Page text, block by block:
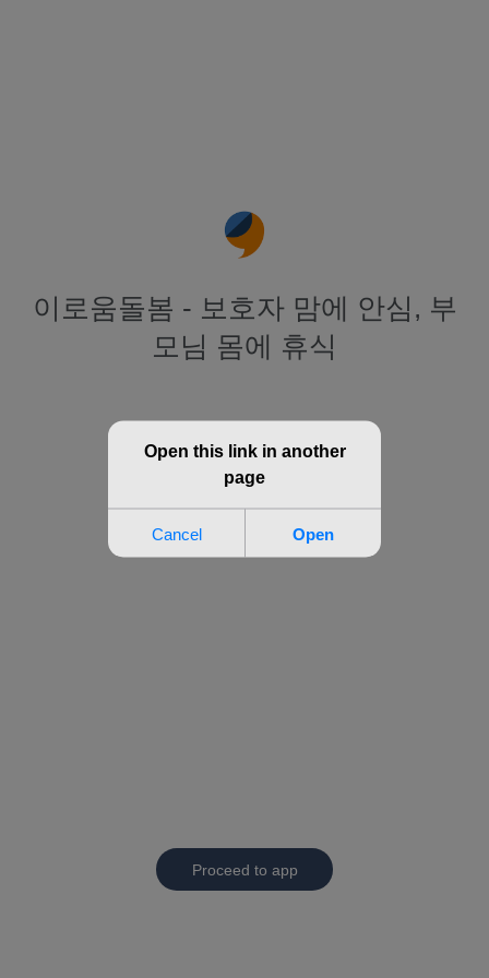
이로움돌봄 - 보호자 맘에 안심, 부
모님 몸에 휴식
Proceed to app